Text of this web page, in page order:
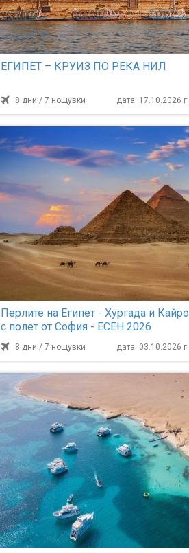
ЕГИПЕТ – КРУИЗ ПО РЕКА НИЛ
8 дни / 7 нощувки дата: 17.10.2026 г.
Перлите на Египет - Хургада и Кайро
с полет от София - ЕСЕН 2026
8 дни / 7 нощувки дата: 03.10.2026 г.